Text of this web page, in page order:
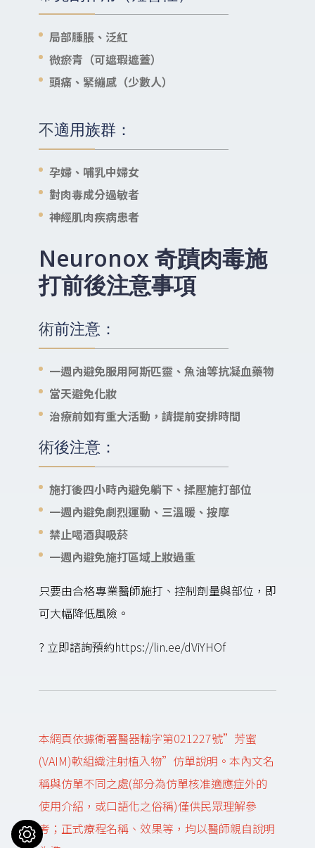
局部腫脹、泛紅
微瘀青（可遮瑕遮蓋）
頭痛、緊繃感（少數人）
不適用族群：
孕婦、哺乳中婦女
對肉毒成分過敏者
神經肌肉疾病患者
Neuronox 奇蹟肉毒施
打前後注意事項
術前注意：
一週內避免服用阿斯匹靈、魚油等抗凝血藥物
當天避免化妝
治療前如有重大活動，請提前安排時間
術後注意：
施打後四小時內避免躺下、揉壓施打部位
一週內避免劇烈運動、三溫暖、按摩
禁止喝酒與吸菸
一週內避免施打區域上妝過重
只要由合格專業醫師施打、控制劑量與部位，即
可大幅降低風險。
? 立即諮詢預約https://lin.ee/dViYHOf
本網頁依據衛署醫器輸字第021227號”芳蜜
(VAIM)軟組織注射植入物”仿單說明。本內文名
稱與仿單不同之處(部分為仿單核准適應症外的
使用介紹，或口語化之俗稱)僅供民眾理解參
考；正式療程名稱、效果等，均以醫師親自說明